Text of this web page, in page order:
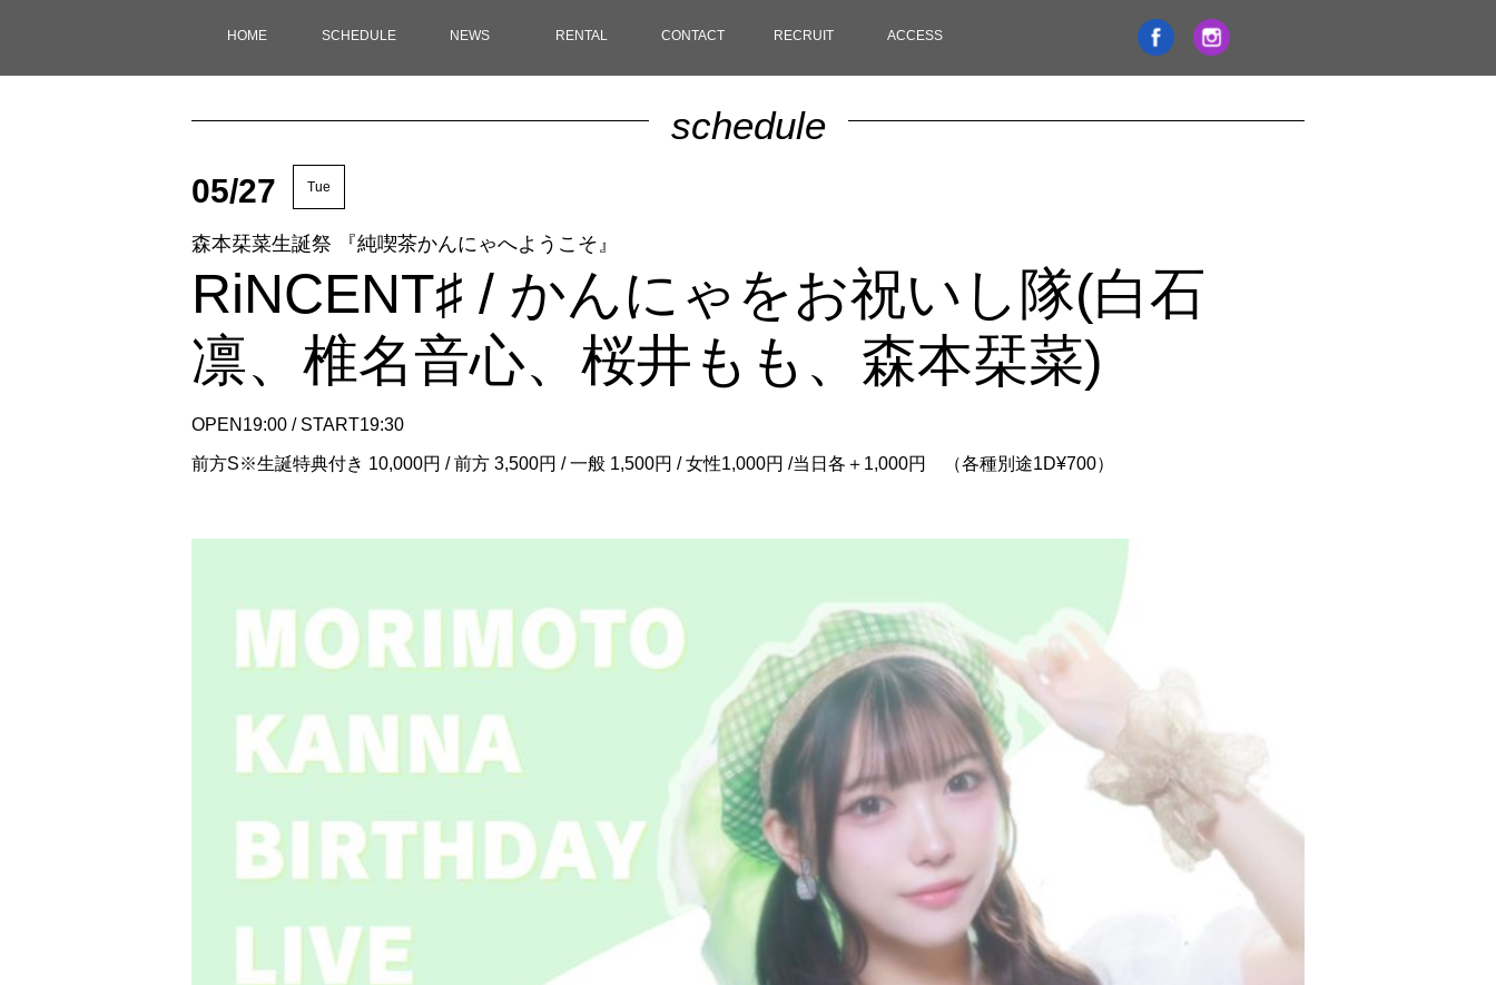
HOME SCHEDULE NEWS RENTAL CONTACT RECRUIT ACCESS
schedule
05/27 Tue
森本栞菜生誕祭 『純喫茶かんにゃへようこそ』
RiNCENT♯ / かんにゃをお祝いし隊(白石
凛、椎名音心、桜井もも、森本栞菜)
OPEN19:00 / START19:30
前方S※生誕特典付き 10,000円 / 前方 3,500円 / 一般 1,500円 / 女性1,000円 /当日各＋1,000円 （各種別途1D¥700）